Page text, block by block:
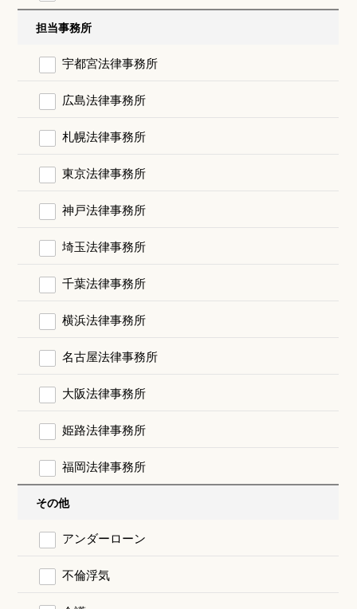
担当事務所
宇都宮法律事務所
広島法律事務所
札幌法律事務所
東京法律事務所
神戸法律事務所
埼玉法律事務所
千葉法律事務所
横浜法律事務所
名古屋法律事務所
大阪法律事務所
姫路法律事務所
福岡法律事務所
その他
アンダーローン
不倫浮気